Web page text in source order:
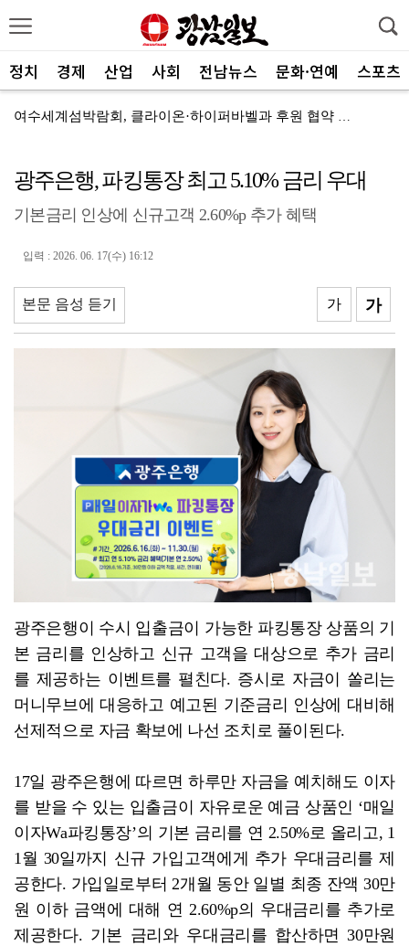
정치 경제 산업 사회 전남뉴스 문화·연예 스포츠
여수세계섬박람회, 클라이온·하이퍼바벨과 후원 협약 체결
광주FC, 레전드 예우 문화 뿌리내린다
전남도체육회, 유소년 스포츠 인재 육성 박차
'말 대신 몸짓으로'…몸과 마음 잇는 무언의 인문학
[종합]전남광주통합특별시 정무부시장 후보에 백승주·윤난...
무안오승우미술관, 자연과 빛이 어우러진 기획전 개최
현대차 ‘디 올 뉴 아반떼’, 계약 첫날 1만대 돌파
코스피, 차익실현 매물에 6300선 약세
광주은행, 파킹통장 최고 5.10% 금리 우대
기본금리 인상에 신규고객 2.60%p 추가 혜택
입력 : 2026. 06. 17(수) 16:12
본문 음성 듣기 가
가
광주은행이 수시 입출금이 가능한 파킹통장 상품의 기
본 금리를 인상하고 신규 고객을 대상으로 추가 금리
를 제공하는 이벤트를 펼친다. 증시로 자금이 쏠리는
머니무브에 대응하고 예고된 기준금리 인상에 대비해
선제적으로 자금 확보에 나선 조치로 풀이된다.
17일 광주은행에 따르면 하루만 자금을 예치해도 이자
를 받을 수 있는 입출금이 자유로운 예금 상품인 ‘매일
이자Wa파킹통장’의 기본 금리를 연 2.50%로 올리고, 1
1월 30일까지 신규 가입고객에게 추가 우대금리를 제
공한다. 가입일로부터 2개월 동안 일별 최종 잔액 30만
원 이하 금액에 대해 연 2.60%p의 우대금리를 추가로
제공한다. 기본 금리와 우대금리를 합산하면 30만원